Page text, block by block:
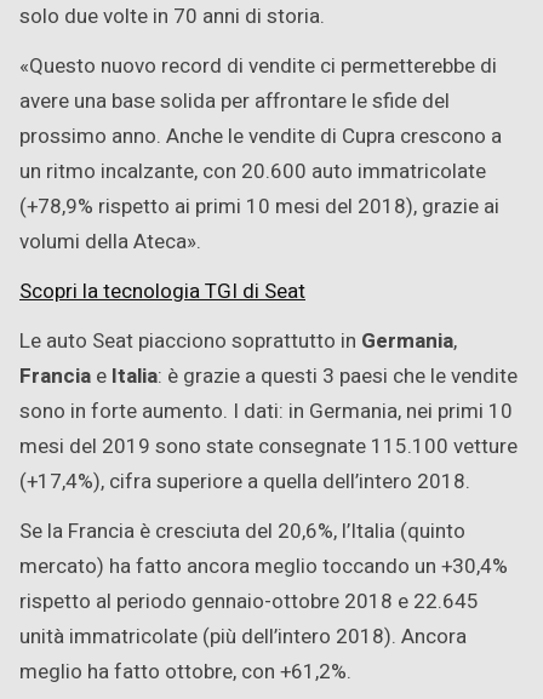
solo due volte in 70 anni di storia.
«Questo nuovo record di vendite ci permetterebbe di
avere una base solida per affrontare le sfide del
prossimo anno. Anche le vendite di Cupra crescono a
un ritmo incalzante, con 20.600 auto immatricolate
(+78,9% rispetto ai primi 10 mesi del 2018), grazie ai
volumi della Ateca».
Scopri la tecnologia TGI di Seat
Le auto Seat piacciono soprattutto in Germania,
Francia e Italia: è grazie a questi 3 paesi che le vendite
sono in forte aumento. I dati: in Germania, nei primi 10
mesi del 2019 sono state consegnate 115.100 vetture
(+17,4%), cifra superiore a quella dell’intero 2018.
Se la Francia è cresciuta del 20,6%, l’Italia (quinto
mercato) ha fatto ancora meglio toccando un +30,4%
rispetto al periodo gennaio-ottobre 2018 e 22.645
unità immatricolate (più dell’intero 2018). Ancora
meglio ha fatto ottobre, con +61,2%.